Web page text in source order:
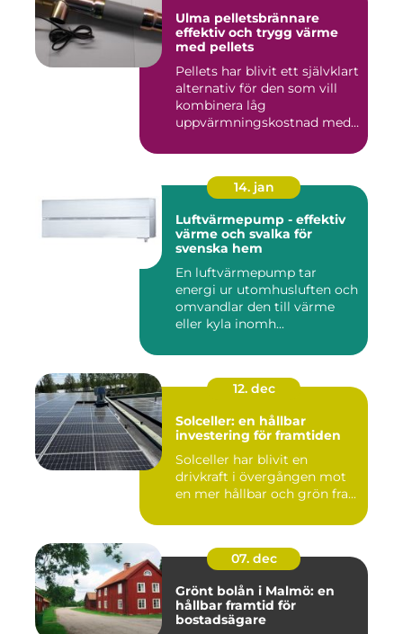
Ulma pelletsbrännare
effektiv och trygg värme
med pellets
Pellets har blivit ett självklart
alternativ för den som vill
kombinera låg
uppvärmningskostnad med
14. jan
Luftvärmepump - effektiv
värme och svalka för
svenska hem
En luftvärmepump tar
energi ur utomhusluften och
omvandlar den till värme
eller kyla inomh...
12. dec
Solceller: en hållbar
investering för framtiden
Solceller har blivit en
drivkraft i övergången mot
en mer hållbar och grön fra...
07. dec
Grönt bolån i Malmö: en
hållbar framtid för
bostadsägare